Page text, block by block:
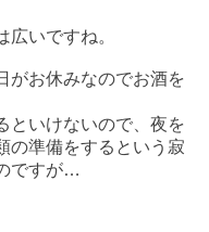
いですね。
がお休みなのでお酒を
といけないので、夜を
の準備をするという寂
ですが…